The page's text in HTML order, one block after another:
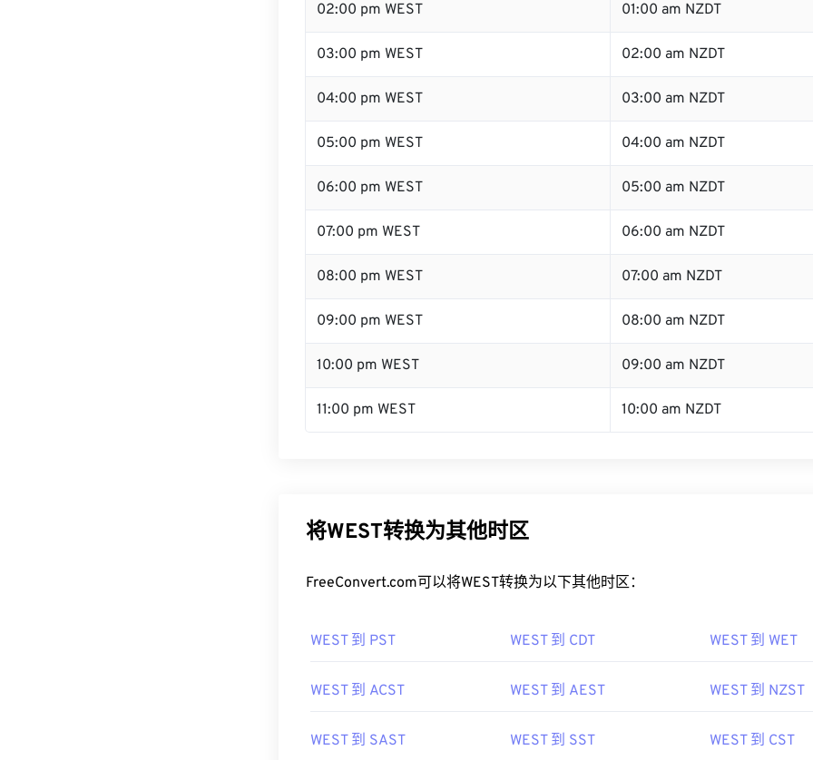
02:00 pm WEST 01:00 am NZDT
03:00 pm WEST 02:00 am NZDT
04:00 pm WEST 03:00 am NZDT
05:00 pm WEST 04:00 am NZDT
06:00 pm WEST 05:00 am NZDT
07:00 pm WEST 06:00 am NZDT
08:00 pm WEST 07:00 am NZDT
09:00 pm WEST 08:00 am NZDT
10:00 pm WEST 09:00 am NZDT
11:00 pm WEST 10:00 am NZDT
将WEST转换为其他时区
FreeConvert.com可以将WEST转换为以下其他时区：
WEST 到 PST WEST 到 CDT WEST 到 WET
WEST 到 ACST WEST 到 AEST WEST 到 NZST
WEST 到 SAST WEST 到 SST WEST 到 CST